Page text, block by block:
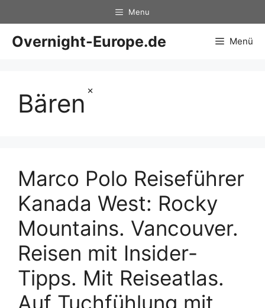
×
Inhalt
springen
Menu
Overnight-Europe.de Menü
Bären
Marco Polo Reiseführer
Kanada West: Rocky
Mountains. Vancouver.
Reisen mit Insider-
Tipps. Mit Reiseatlas.
Auf Tuchfühlung mit